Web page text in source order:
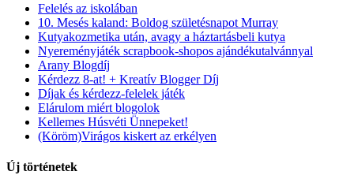
Felelés az iskolában
10. Mesés kaland: Boldog születésnapot Murray
Kutyakozmetika után, avagy a háztartásbeli kutya
Nyereményjáték scrapbook-shopos ajándékutalvánnyal
Arany Blogdíj
Kérdezz 8-at! + Kreatív Blogger Díj
Díjak és kérdezz-felelek játék
Elárulom miért blogolok
Kellemes Húsvéti Ünnepeket!
(Köröm)Virágos kiskert az erkélyen
Új történetek